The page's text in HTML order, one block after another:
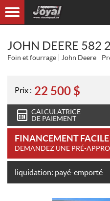
JOHN DEERE 582
Foin et fourrage John Deere
Prix : 22 500 $
CALCULATRICE
DE PAIEMENT
FINANCEMENT FACILE
DEMANDEZ UNE PRÉ-
liquidation: payé-emporté